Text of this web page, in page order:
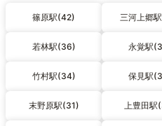
篠原駅(42) 三河上郷
若林駅(36) 永覚駅
竹村駅(34) 保見駅
末野原駅(31) 上豊田駅